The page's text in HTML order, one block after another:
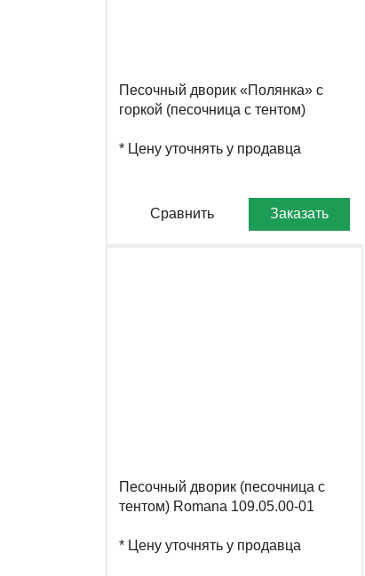
Песочный дворик «Полянка» с
горкой (песочница с тентом)
* Цену уточнять у продавца
Сравнить Заказать
Песочный дворик (песочница с
тентом) Romana 109.05.00-01
* Цену уточнять у продавца